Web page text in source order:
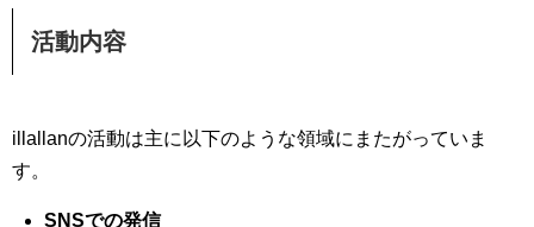
活動内容
illallanの活動は主に以下のような領域にまたがっていま
す。
SNSでの発信